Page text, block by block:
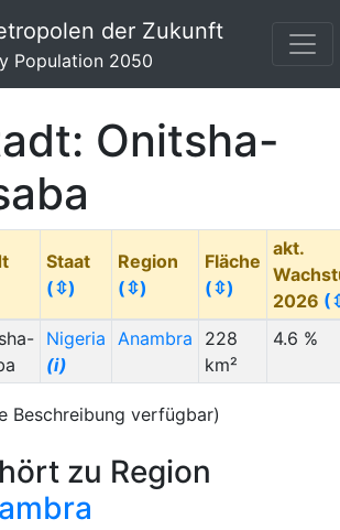
der Zukunft
Population 2050
Onitsha-
Staat
(⇳)
Region
(⇳)
Fläche
(⇳)
akt.
2026
Nigeria
(i)
Anambra
228
km²
4.6 %
Beschreibung verfügbar)
zu Region